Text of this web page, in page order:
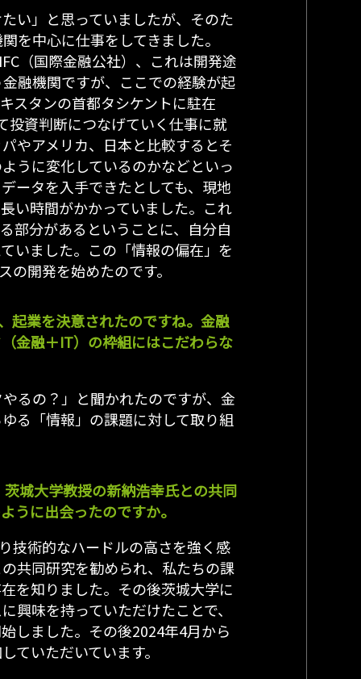
い」と思っていましたが、そのた
を中心に仕事をしてきました。
（国際金融公社）、これは開発途
融機関ですが、ここでの経験が起
スタンの首都タシケントに駐在
投資判断につなげていく仕事に就
やアメリカ、日本と比較するとそ
うに変化しているのかなどといっ
ータを入手できたとしても、現地
い時間がかかっていました。これ
部分があるということに、自分自
いました。この「情報の偏在」を
開発を始めたのです。
起業を決意されたのですね。金融
金融＋IT）の枠組にはこだわらな
るの？」と聞かれたのですが、金
る「情報」の課題に対して取り組
城大学教授の新納浩幸氏との共同
うに出会ったのですか。
技術的なハードルの高さを強く感
共同研究を勧められ、私たちの課
を知りました。その後茨城大学に
興味を持っていただけたことで、
しました。その後2024年4月から
ていただいています。